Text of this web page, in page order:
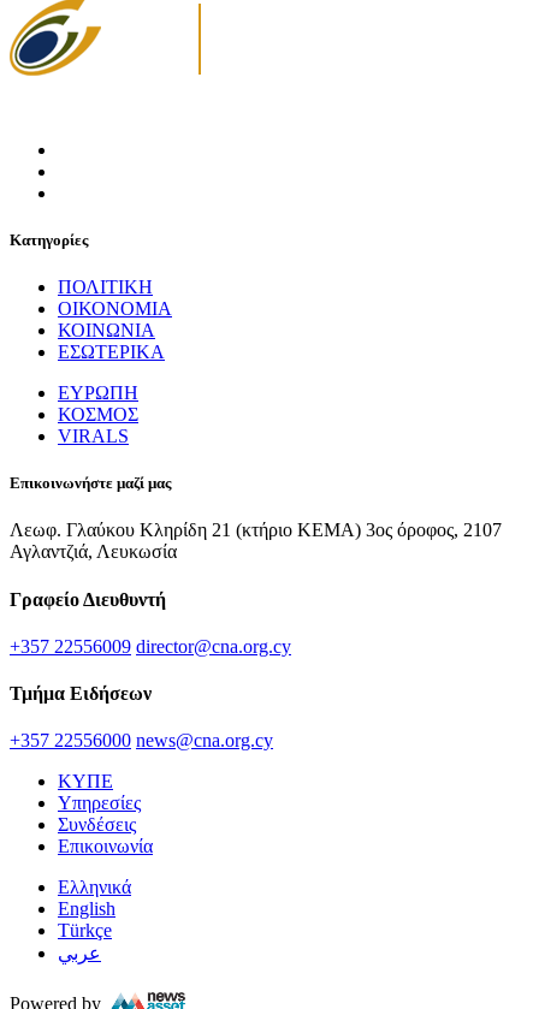
Κατηγορίες
ΠΟΛΙΤΙΚΗ
ΟΙΚΟΝΟΜΙΑ
ΚΟΙΝΩΝΙΑ
ΕΣΩΤΕΡΙΚΑ
ΕΥΡΩΠΗ
ΚΟΣΜΟΣ
VIRALS
Επικοινωνήστε μαζί μας
Λεωφ. Γλαύκου Κληρίδη 21 (κτήριο ΚΕΜΑ) 3ος όροφος, 2107
Αγλαντζιά, Λευκωσία
Γραφείο Διευθυντή
+357 22556009 director@cna.org.cy
Τμήμα Ειδήσεων
+357 22556000 news@cna.org.cy
ΚΥΠΕ
Υπηρεσίες
Συνδέσεις
Επικοινωνία
Ελληνικά
English
Türkçe
عربي
Powered by